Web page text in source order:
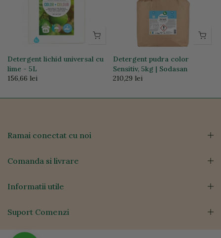
Detergent lichid universal cu
lime - 5L
156,66 lei
Detergent pudra color
Sensitiv, 5kg | Sodasan
210,29 lei
Ramai conectat cu noi
Comanda si livrare
Informatii utile
Suport Comenzi